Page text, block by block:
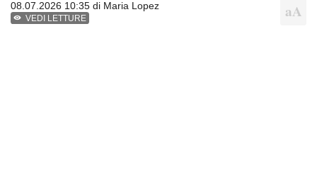
08.07.2026 10:35 di Maria Lopez
VEDI LETTURE